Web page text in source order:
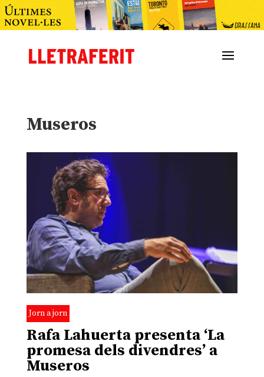
Museros
Jorn a jorn
Rafa Lahuerta presenta ‘La
promesa dels divendres’ a
Museros